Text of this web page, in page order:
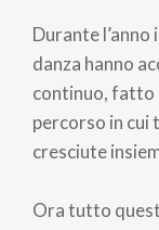
Durante
danza hanno
continuo, fatto
percorso in cui
cresciute
Ora tutto